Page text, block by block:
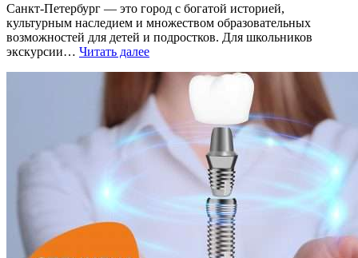
Санкт-Петербург — это город с богатой историей,
культурным наследием и множеством образовательных
возможностей для детей и подростков. Для школьников
экскурсии… Читать далее